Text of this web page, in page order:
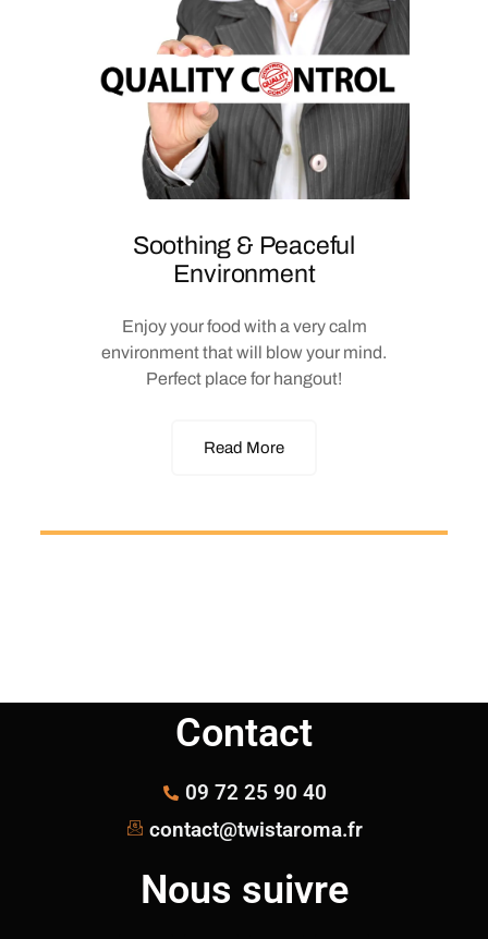
Soothing & Peaceful
Environment
Enjoy your food with a very calm
environment that will blow your mind.
Perfect place for hangout!
Read More
Contact
09 72 25 90 40
contact@twistaroma.fr
Nous suivre